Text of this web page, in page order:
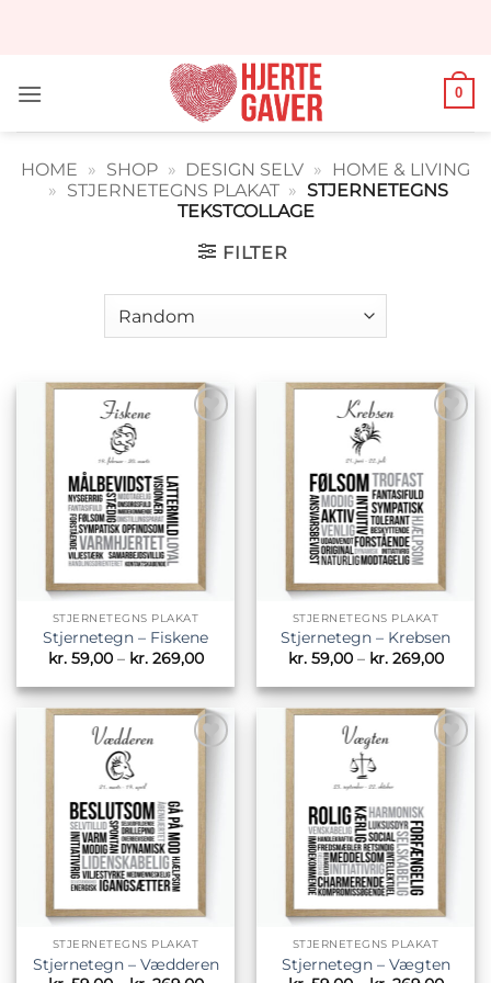
0
HOME » SHOP » DESIGN SELV » HOME & LIVING
» STJERNETEGNS PLAKAT » STJERNETEGNS
TEKSTCOLLAGE
FILTER
STJERNETEGNS PLAKAT
Stjernetegn – Fiskene
kr.59,00 – kr.269,00Prisinterval:
til
kr. 269,00
STJERNETEGNS PLAKAT
Stjernetegn – Krebsen
kr.59,00 – kr.269,00
til
kr.
STJERNETEGNS PLAKAT
Stjernetegn – Vædderen
STJERNETEGNS PLAKAT
Stjernetegn – Vægten